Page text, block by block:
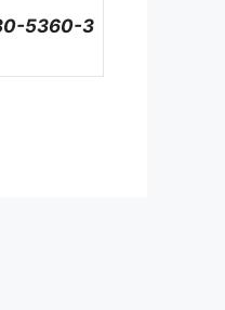
5360-3